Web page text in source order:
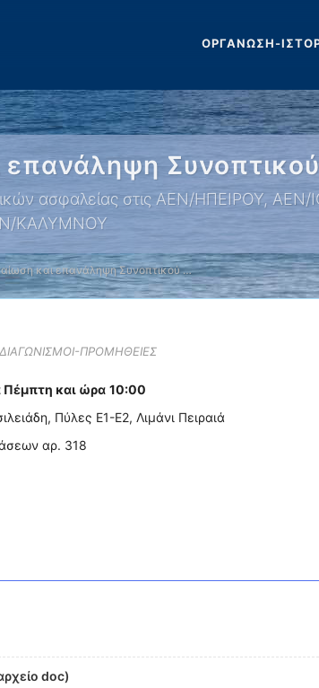
ΟΡΓΑΝΩΣΗ-
ασφαλείας στις ΑΕΝ/
ΚΑΛΥΜΝΟΥ
και επανάληψη Συνοπτικού …
ΔΙΑΓΩΝΙΣΜΟΙ-ΠΡΟΜΗΘΕΙΕΣ
Πέμπτη και ώρα 10:00
Πύλες Ε1-Ε2, Λιμάνι Πειραιά
αρ. 318
doc)